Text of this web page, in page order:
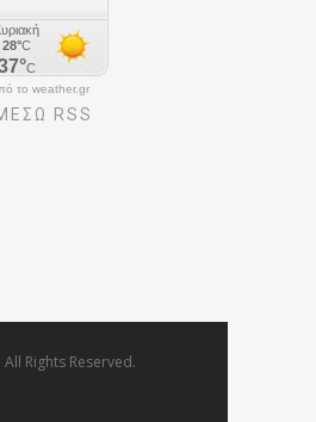
το weather.gr
RSS
Rights Reserved.